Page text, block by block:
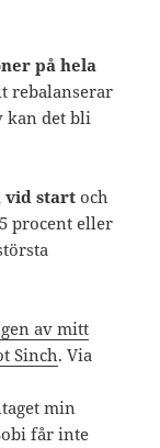
på hela
rebalanserar
kan det bli
vid start och
procent eller
av mitt
Sinch. Via
min
får inte